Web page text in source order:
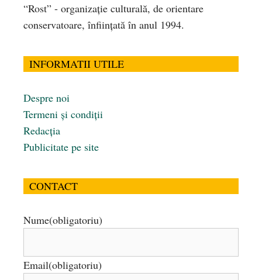
“Rost” - organizaţie culturală, de orientare
conservatoare, înfiinţată în anul 1994.
INFORMATII UTILE
Despre noi
Termeni și condiții
Redacția
Publicitate pe site
CONTACT
Nume(obligatoriu)
Email(obligatoriu)